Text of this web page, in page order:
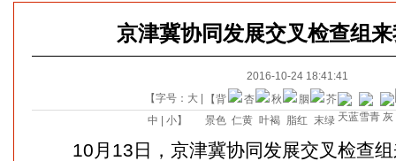
京津冀协同发展交叉检查组
2016-10-24 18:41:41
【字号： 大
中
小】
【背
景色
10月13日，京津冀协同发展交叉检查组